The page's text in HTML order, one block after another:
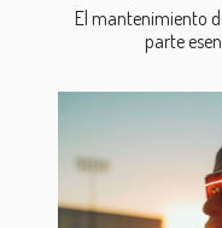
El mantenimiento
parte